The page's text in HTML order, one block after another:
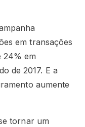
em transações
24% em
de 2017. E a
aumente
tornar um